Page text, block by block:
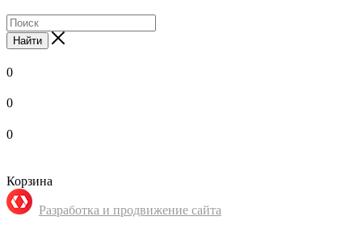
Найти
0
0
0
Корзина
Разработка и продвижение сайта